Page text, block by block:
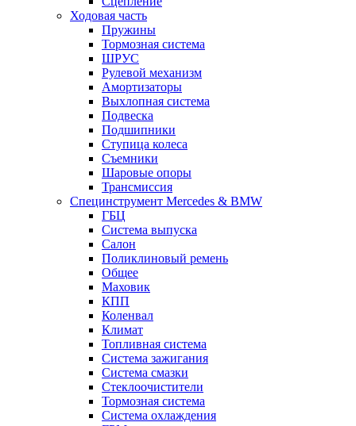
Ходовая часть
Пружины
Тормозная система
ШРУС
Рулевой механизм
Амортизаторы
Выхлопная система
Подвеска
Подшипники
Ступица колеса
Съемники
Шаровые опоры
Трансмиссия
Специнструмент Mercedes & BMW
ГБЦ
Система выпуска
Салон
Поликлиновый ремень
Общее
Маховик
КПП
Коленвал
Климат
Топливная система
Система зажигания
Система смазки
Стеклоочистители
Тормозная система
Система охлаждения